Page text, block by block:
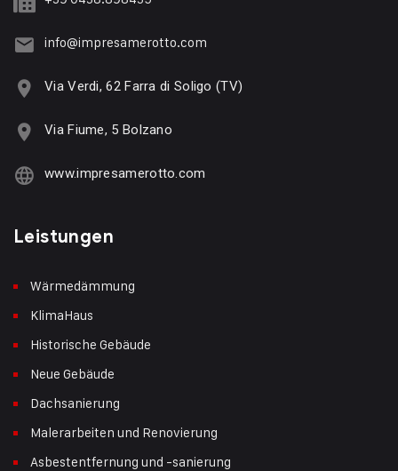
info@impresamerotto.com
Via Verdi, 62 Farra di Soligo (TV)
Via Fiume, 5 Bolzano
www.impresamerotto.com
Leistungen
Wärmedämmung
KlimaHaus
Historische Gebäude
Neue Gebäude
Dachsanierung
Malerarbeiten und Renovierung
Asbestentfernung und -sanierung